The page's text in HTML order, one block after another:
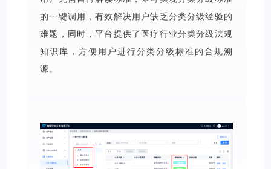
的一键调用，有效解决用户缺乏分类分级经验的
难题，同时，平台提供了医疗行业分类分级法规
知识库，方便用户进行分类分级标准的合规溯
源。